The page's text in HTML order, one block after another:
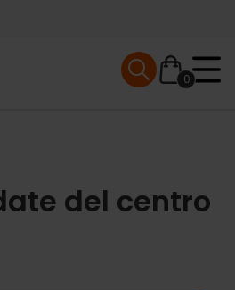
0
Mobile menu
del centro